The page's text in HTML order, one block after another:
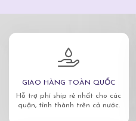
GIAO HÀNG TOÀN QUỐC
Hỗ trợ phí ship rẻ nhất cho các
quận, tỉnh thành trên cả nước.